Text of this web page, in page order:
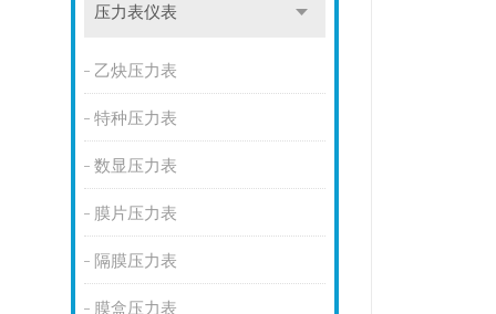
压力表仪表
乙炔压力表
特种压力表
数显压力表
膜片压力表
隔膜压力表
膜盒压力表